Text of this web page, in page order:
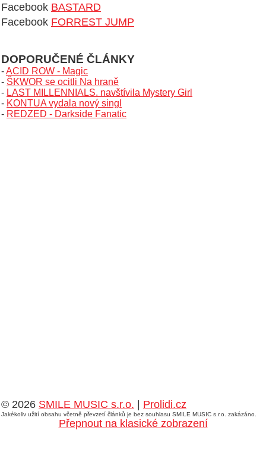
Facebook BASTARD
Facebook FORREST JUMP
DOPORUČENÉ ČLÁNKY
-ACID ROW - Magic
- ŠKWOR se ocitli Na hraně
- LAST MILLENNIALS. navštívila Mystery Girl
- KONTUA vydala nový singl
- REDZED - Darkside Fanatic
© 2026 SMILE MUSIC s.r.o. | Prolidi.cz
Jakékoliv užití obsahu včetně převzetí článků je bez souhlasu SMILE MUSIC s.r.o. zakázáno.
Přepnout na klasické zobrazení